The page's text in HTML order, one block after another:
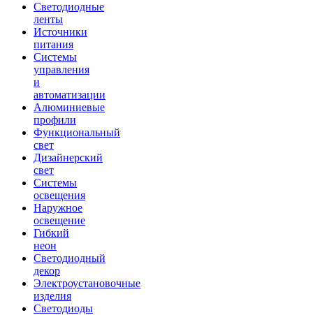
Светодиодные
ленты
Источники
питания
Системы
управления
и
автоматизации
Алюминиевые
профили
Функциональный
свет
Дизайнерский
свет
Системы
освещения
Наружное
освещение
Гибкий
неон
Светодиодный
декор
Электроустановочные
изделия
Светодиоды